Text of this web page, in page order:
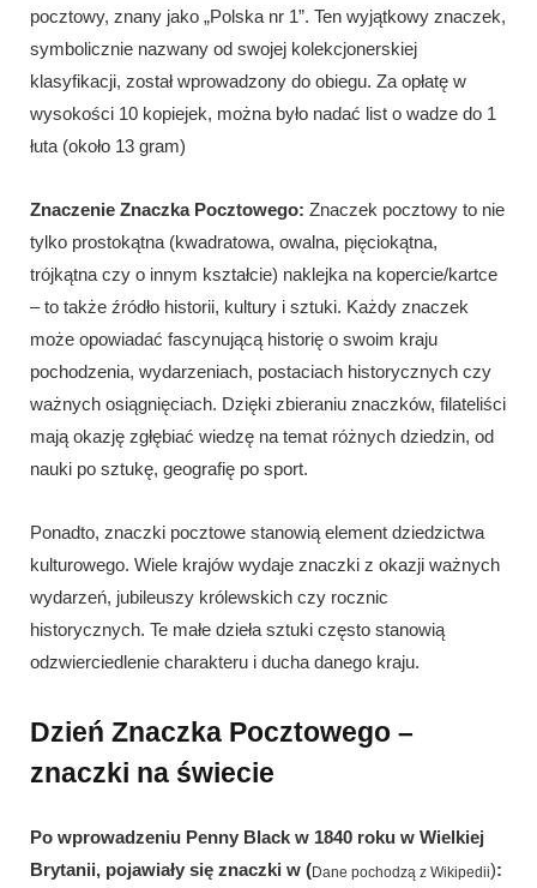
pocztowy, znany jako „Polska nr 1”. Ten wyjątkowy znaczek,
symbolicznie nazwany od swojej kolekcjonerskiej
klasyfikacji, został wprowadzony do obiegu. Za opłatę w
wysokości 10 kopiejek, można było nadać list o wadze do 1
łuta (około 13 gram)
Znaczenie Znaczka Pocztowego: Znaczek pocztowy to nie
tylko prostokątna (kwadratowa, owalna, pięciokątna,
trójkątna czy o innym kształcie) naklejka na kopercie/kartce
– to także źródło historii, kultury i sztuki. Każdy znaczek
może opowiadać fascynującą historię o swoim kraju
pochodzenia, wydarzeniach, postaciach historycznych czy
ważnych osiągnięciach. Dzięki zbieraniu znaczków, filateliści
mają okazję zgłębiać wiedzę na temat różnych dziedzin, od
nauki po sztukę, geografię po sport.
Ponadto, znaczki pocztowe stanowią element dziedzictwa
kulturowego. Wiele krajów wydaje znaczki z okazji ważnych
wydarzeń, jubileuszy królewskich czy rocznic
historycznych. Te małe dzieła sztuki często stanowią
odzwierciedlenie charakteru i ducha danego kraju.
Dzień Znaczka Pocztowego –
znaczki na świecie
Po wprowadzeniu Penny Black w 1840 roku w Wielkiej
Brytanii, pojawiały się znaczki w (Dane pochodzą z Wikipedii):